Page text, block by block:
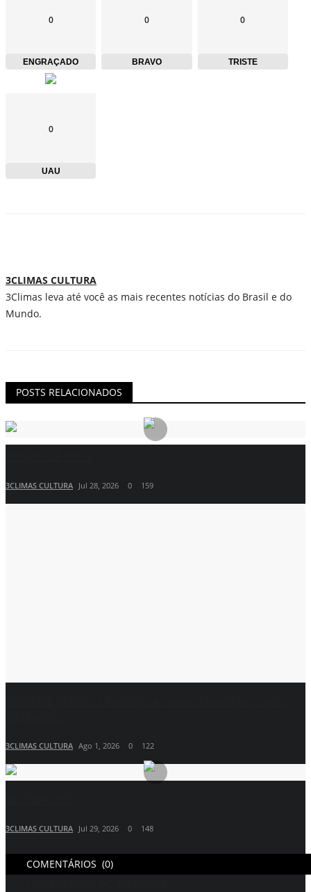
0
ENGRAÇADO
0
BRAVO
0
TRISTE
0
UAU
3CLIMAS CULTURA
3Climas leva até você as mais recentes notícias do Brasil e do
Mundo.
POSTS RELACIONADOS
3CLIMAS CULTURA Jul 28, 2026 0 159
3CLIMAS CULTURA Ago 1, 2026 0 122
3CLIMAS CULTURA Jul 29, 2026 0 148
COMENTÁRIOS (0)